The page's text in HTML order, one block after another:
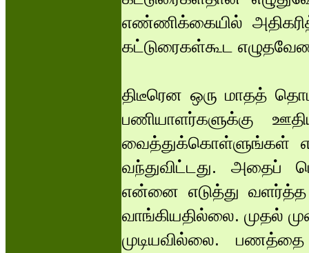
எண்ணிக்கையில்
கட்டுரைகள்கூட
திடீரென ஒரு மாதத்
பணியாளர்களுக்கு
வைத்துக்கொள்ளுங்கள்
வந்துவிட்டது. அதைப்
என்னை எடுத்து வளர்த்த
வாங்கியதில்லை. முதல்
முடியவில்லை.